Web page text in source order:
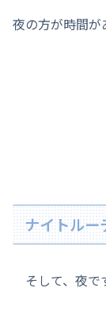
夜の方が時間が
ナイトルー
そして、夜で